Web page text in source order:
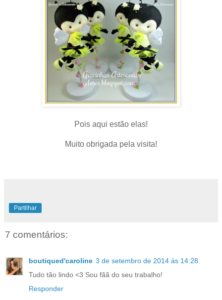
Pois aqui estão elas!
Muito obrigada pela visita!
Partilhar
7 comentários:
boutiqued'caroline 3 de setembro de 2014 às 14:28
Tudo tão lindo <3 Sou fãã do seu trabalho!
Responder